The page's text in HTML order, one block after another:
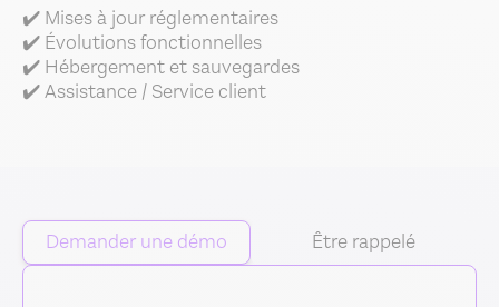
✔️ Mises à jour réglementaires
✔️ Évolutions fonctionnelles
✔️ Hébergement et sauvegardes
✔️ Assistance / Service client
Demander une démo Être rappelé